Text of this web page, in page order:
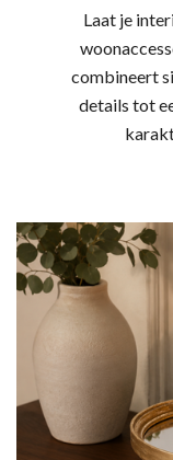
Laat je
combineert
details tot